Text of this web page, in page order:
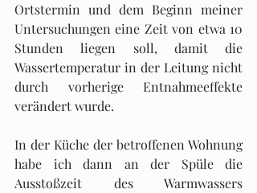
Ortstermin und dem Beginn meiner
Untersuchungen eine Zeit von etwa 10
Stunden liegen soll, damit die
Wassertemperatur in der Leitung nicht
durch vorherige Entnahmeeffekte
verändert wurde.
In der Küche der betroffenen Wohnung
habe ich dann an der Spüle die
Ausstoßzeit des Warmwassers